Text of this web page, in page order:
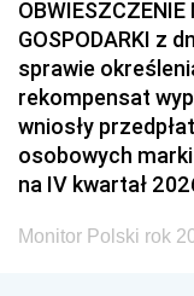
GOSPODARKI z
sprawie
rekompensat
wniosły
osobowych
na IV kwartał
Monitor Polski rok